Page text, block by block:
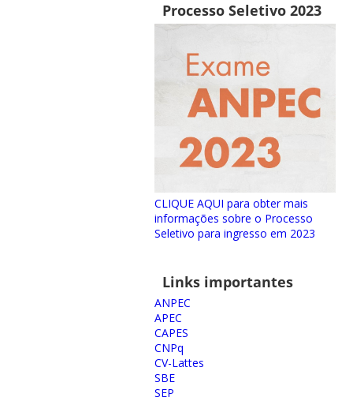
Processo Seletivo 2023
CLIQUE AQUI para obter mais
informações sobre o Processo
Seletivo para ingresso em 2023
Links importantes
ANPEC
APEC
CAPES
CNPq
CV-Lattes
SBE
SEP